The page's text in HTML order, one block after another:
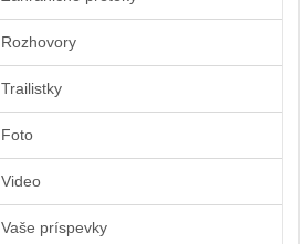
Rozhovory
Trailistky
Foto
Video
Vaše príspevky